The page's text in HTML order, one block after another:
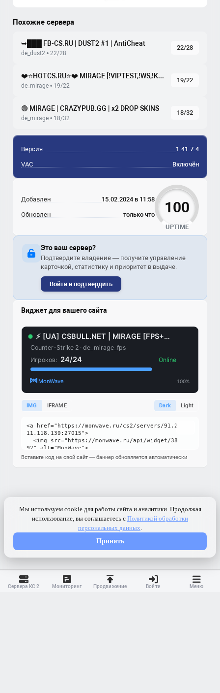
Похожие сервера
➥███ FB-CS.RU | DUST2 #1 | AntiCheat
de_dust2 • 22/28
22/28
❤️⭐HOTCS.RU⭐❤️ MIRAGE [!VIPTEST,!WS,!KNIFE]
de_mirage • 19/22
19/22
🟢 MIRAGE | CRAZYPUB.GG | x2 DROP SKINS
de_mirage • 18/32
18/32
Версия 1.41.7.4
VAC Включён
Добавлен 15.02.2024 в 11:58
Обновлен только что 100
UPTIME
Это ваш сервер?
Подтвердите владение — получите управление
карточкой, статистику и приоритет в выдаче.
Войти и подтвердить
Виджет для вашего сайта
IMG IFRAME Dark Light
Вставьте код на свой сайт — баннер обновляется автоматически
Сервера КС 2 Мониторинг Продвижение Войти Меню